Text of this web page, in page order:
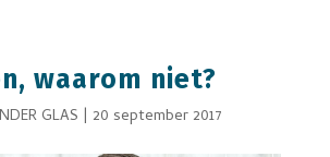
waarom niet?
GLAS | 20 september 2017